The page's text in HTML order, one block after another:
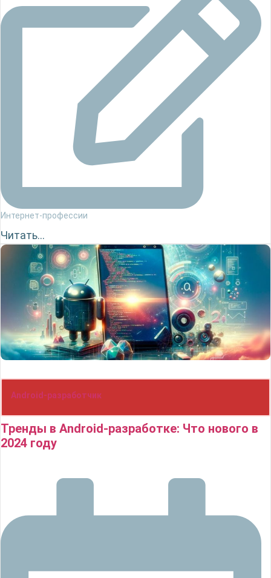
Интернет-профессии
Читать...
Android-разработчик
Тренды в Android-разработке: Что нового в
2024 году